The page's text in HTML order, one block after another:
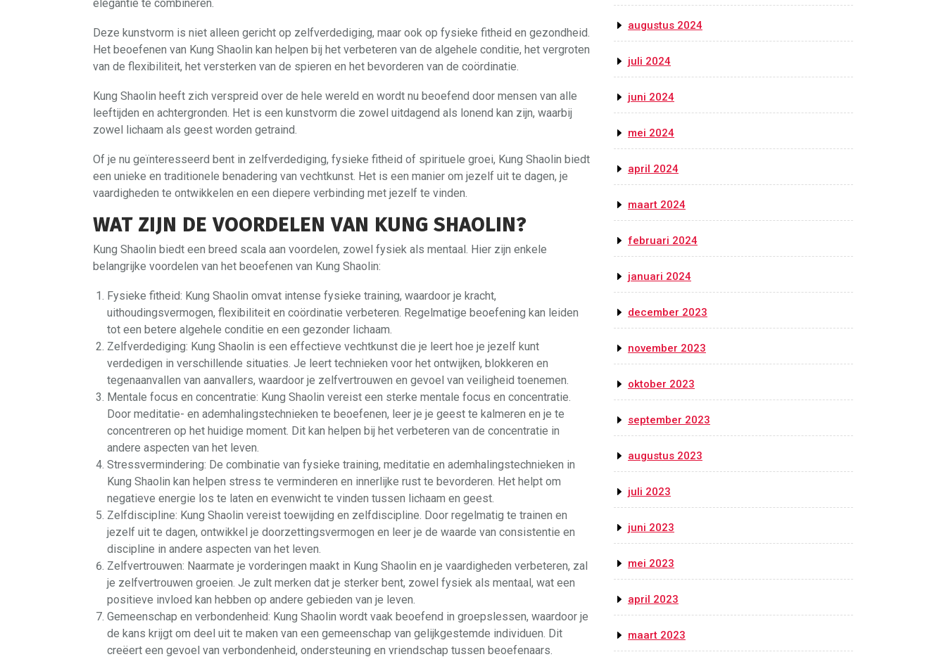
elegantie te combineren.
Deze kunstvorm is niet alleen gericht op zelfverdediging, maar ook op fysieke fitheid en gezondheid.
Het beoefenen van Kung Shaolin kan helpen bij het verbeteren van de algehele conditie, het vergroten
van de flexibiliteit, het versterken van de spieren en het bevorderen van de coördinatie.
Kung Shaolin heeft zich verspreid over de hele wereld en wordt nu beoefend door mensen van alle
leeftijden en achtergronden. Het is een kunstvorm die zowel uitdagend als lonend kan zijn, waarbij
zowel lichaam als geest worden getraind.
Of je nu geïnteresseerd bent in zelfverdediging, fysieke fitheid of spirituele groei, Kung Shaolin biedt
een unieke en traditionele benadering van vechtkunst. Het is een manier om jezelf uit te dagen, je
vaardigheden te ontwikkelen en een diepere verbinding met jezelf te vinden.
WAT ZIJN DE VOORDELEN VAN KUNG SHAOLIN?
Kung Shaolin biedt een breed scala aan voordelen, zowel fysiek als mentaal. Hier zijn enkele
belangrijke voordelen van het beoefenen van Kung Shaolin:
Fysieke fitheid: Kung Shaolin omvat intense fysieke training, waardoor je kracht,
uithoudingsvermogen, flexibiliteit en coördinatie verbeteren. Regelmatige beoefening kan leiden
tot een betere algehele conditie en een gezonder lichaam.
Zelfverdediging: Kung Shaolin is een effectieve vechtkunst die je leert hoe je jezelf kunt
verdedigen in verschillende situaties. Je leert technieken voor het ontwijken, blokkeren en
tegenaanvallen van aanvallers, waardoor je zelfvertrouwen en gevoel van veiligheid toenemen.
Mentale focus en concentratie: Kung Shaolin vereist een sterke mentale focus en concentratie.
Door meditatie- en ademhalingstechnieken te beoefenen, leer je je geest te kalmeren en je te
concentreren op het huidige moment. Dit kan helpen bij het verbeteren van de concentratie in
andere aspecten van het leven.
Stressvermindering: De combinatie van fysieke training, meditatie en ademhalingstechnieken in
Kung Shaolin kan helpen stress te verminderen en innerlijke rust te bevorderen. Het helpt om
negatieve energie los te laten en evenwicht te vinden tussen lichaam en geest.
Zelfdiscipline: Kung Shaolin vereist toewijding en zelfdiscipline. Door regelmatig te trainen en
jezelf uit te dagen, ontwikkel je doorzettingsvermogen en leer je de waarde van consistentie en
discipline in andere aspecten van het leven.
Zelfvertrouwen: Naarmate je vorderingen maakt in Kung Shaolin en je vaardigheden verbeteren, zal
je zelfvertrouwen groeien. Je zult merken dat je sterker bent, zowel fysiek als mentaal, wat een
positieve invloed kan hebben op andere gebieden van je leven.
Gemeenschap en verbondenheid: Kung Shaolin wordt vaak beoefend in groepslessen, waardoor je
de kans krijgt om deel uit te maken van een gemeenschap van gelijkgestemde individuen. Dit
creëert een gevoel van verbondenheid, ondersteuning en vriendschap tussen beoefenaars.
augustus 2024
juli 2024
juni 2024
mei 2024
april 2024
maart 2024
februari 2024
januari 2024
december 2023
november 2023
oktober 2023
september 2023
augustus 2023
juli 2023
juni 2023
mei 2023
april 2023
maart 2023